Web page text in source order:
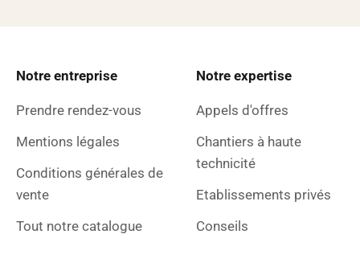
Notre entreprise
Prendre rendez-vous
Mentions légales
Conditions générales de
vente
Tout notre catalogue
Notre expertise
Appels d'offres
Chantiers à haute
technicité
Etablissements privés
Conseils